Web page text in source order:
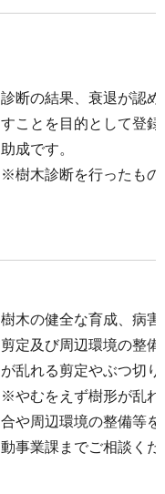
診断の結果、衰退が認
すことを目的として登
助成です。
※樹木診断を行ったもの
樹木の健全な育成、病
剪定及び周辺環境の整
が乱れる剪定やぶつ切
※やむをえず樹形が乱れ
合や周辺環境の整備等
動事業課までご相談くだ